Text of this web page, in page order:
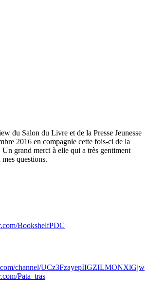
du Salon du Livre et de la Presse Jeunesse
2016 en compagnie cette fois-ci de la
Un grand merci à elle qui a très gentiment
questions.
BookshelfPDC
channel/UCz3FzayepIIGZILMONXlGjw
Pata_tras